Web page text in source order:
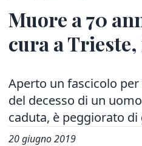
Muore a 70
cura a
Aperto un fascicolo
del decesso di un
caduta, è peggiorato
20 giugno 2019